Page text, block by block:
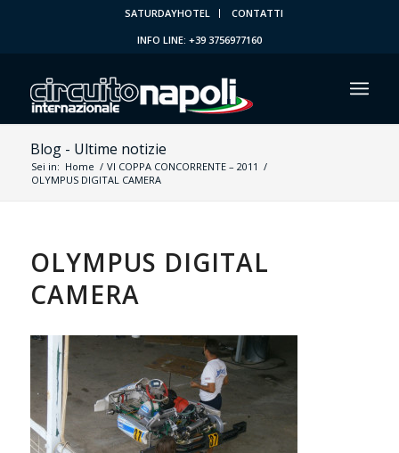
SATURDAYHOTEL
CONTATTI
INFO LINE: +39 3756977160
Blog - Ultime notizie
Sei in: Home / VI COPPA CONCORRENTE – 2011 /
OLYMPUS DIGITAL CAMERA
OLYMPUS DIGITAL
CAMERA